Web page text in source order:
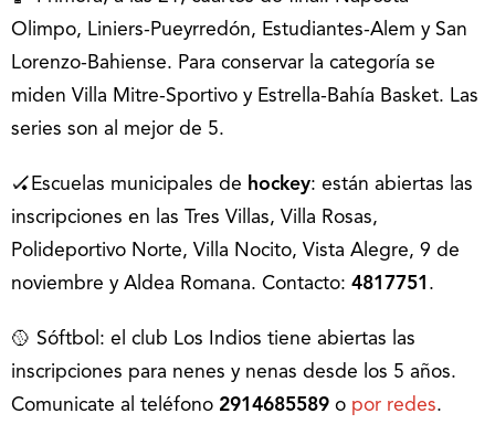
Olimpo, Liniers-Pueyrredón, Estudiantes-Alem y San
Lorenzo-Bahiense. Para conservar la categoría se
miden Villa Mitre-Sportivo y Estrella-Bahía Basket. Las
series son al mejor de 5.
🏑Escuelas municipales de hockey: están abiertas las
inscripciones en las Tres Villas, Villa Rosas,
Polideportivo Norte, Villa Nocito, Vista Alegre, 9 de
noviembre y Aldea Romana. Contacto: 4817751 .
🥎 Sóftbol: el club Los Indios tiene abiertas las
inscripciones para nenes y nenas desde los 5 años.
Comunicate al teléfono 2914685589 o por redes.